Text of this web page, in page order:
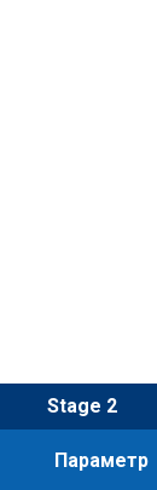
Stage 2
Параметр